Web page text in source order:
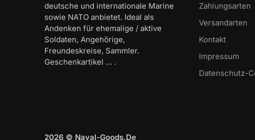
deutsche und internationale Marine
sowie NATO anbietet. Ideal als
Andenken für ehemalige / aktive
Soldaten, Angehörige,
Freundeskreise, Sammler.
Geschenkartikel … .
Zahlungsarten
Versandarten
Kontakt
Impressum
Datenschutz-
2026 © Naval-Goods.De